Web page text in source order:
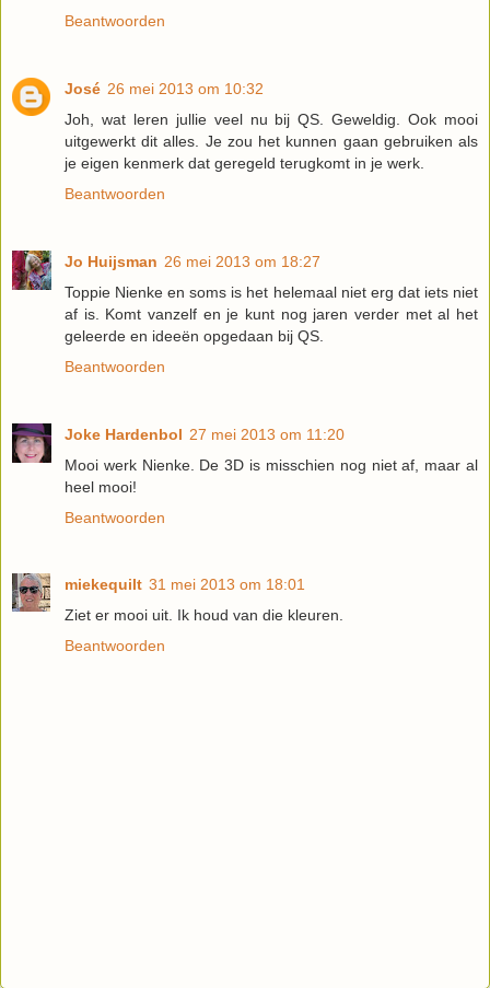
Beantwoorden
José 26 mei 2013 om 10:32
Joh, wat leren jullie veel nu bij QS. Geweldig. Ook mooi
uitgewerkt dit alles. Je zou het kunnen gaan gebruiken als
je eigen kenmerk dat geregeld terugkomt in je werk.
Beantwoorden
Jo Huijsman 26 mei 2013 om 18:27
Toppie Nienke en soms is het helemaal niet erg dat iets niet
af is. Komt vanzelf en je kunt nog jaren verder met al het
geleerde en ideeën opgedaan bij QS.
Beantwoorden
Joke Hardenbol 27 mei 2013 om 11:20
Mooi werk Nienke. De 3D is misschien nog niet af, maar al
heel mooi!
Beantwoorden
miekequilt 31 mei 2013 om 18:01
Ziet er mooi uit. Ik houd van die kleuren.
Beantwoorden